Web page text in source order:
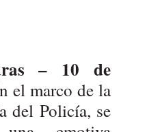
– 10 de
el marco de la
del Policía, se